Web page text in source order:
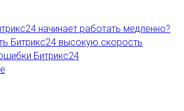
начинает работать медленно?
Битрикс24 высокую скорость
Битрикс24